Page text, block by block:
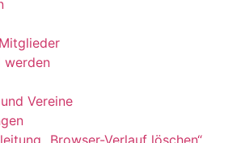
werden
Vereine
„Browser-Verlauf löschen“